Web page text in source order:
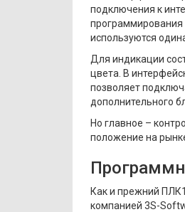
подключения к
программирования
используются
Для индикации
цвета. В
позволяет
дополнительного
Но главное –
положение на
Как и прежний
компанией 3S-